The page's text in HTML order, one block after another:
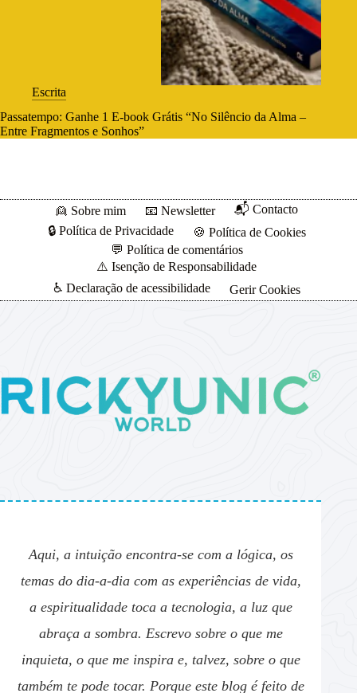
Escrita
Passatempo: Ganhe 1 E-book Grátis “No Silêncio da Alma –
Entre Fragmentos e Sonhos”
👱 Sobre mim 📧 Newsletter
📬 Contacto
🔒 Política de Privacidade
🍪 Política de Cookies
💬 Política de comentários
⚠️ Isenção de Responsabilidade
♿ Declaração de acessibilidade
Gerir Cookies
Aqui, a intuição encontra-se com a lógica, os
temas do dia-a-dia com as experiências de vida,
a espiritualidade toca a tecnologia, a luz que
abraça a sombra. Escrevo sobre o que me
inquieta, o que me inspira e, talvez, sobre o que
também te pode tocar. Porque este blog é feito de